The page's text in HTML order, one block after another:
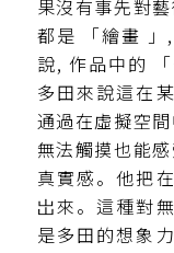
果沒有事先對
都是 「繪畫 」
說, 作品中的
多田來說這在
通過在虛擬空
無法觸摸也能
真實感。他把
岀來。這種對
是多田的想象